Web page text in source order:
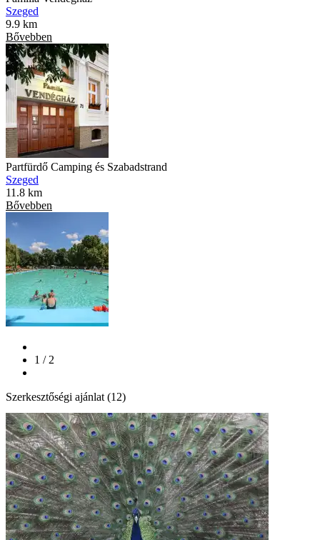
Szeged
9.9 km
Bővebben
Partfürdő Camping és Szabadstrand
Szeged
11.8 km
Bővebben
1 / 2
Szerkesztőségi ajánlat (12)